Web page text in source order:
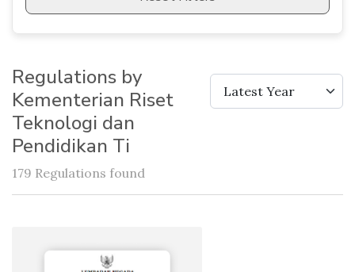
Regulations by
Kementerian Riset
Teknologi dan
Pendidikan Ti
179 Regulations found
Latest Year